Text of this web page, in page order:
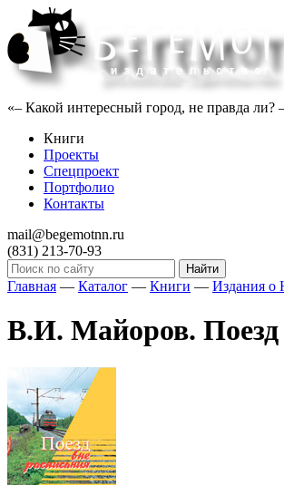
«– Какой интересный город, не правда
Книги
Проекты
Спецпроект
Портфолио
Контакты
mail@begemotnn.ru
(831) 213-70-93
Главная — Каталог — Книги — Издания о
В.И. Майоров. Поезд